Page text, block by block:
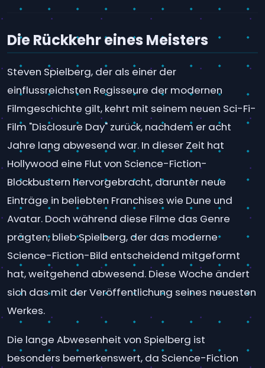
Die Rückkehr eines Meisters
Steven Spielberg, der als einer der
einflussreichsten Regisseure der modernen
Filmgeschichte gilt, kehrt mit seinem neuen Sci-Fi-
Film "Disclosure Day" zurück, nachdem er acht
Jahre lang abwesend war. In dieser Zeit hat
Hollywood eine Flut von Science-Fiction-
Blockbustern hervorgebracht, darunter neue
Einträge in beliebten Franchises wie Dune und
Avatar. Doch während diese Filme das Genre
prägten, blieb Spielberg, der das moderne
Science-Fiction-Bild entscheidend mitgeformt
hat, weitgehend abwesend. Diese Woche ändert
sich das mit der Veröffentlichung seines neuesten
Werkes.
Die lange Abwesenheit von Spielberg ist
besonders bemerkenswert, da Science-Fiction